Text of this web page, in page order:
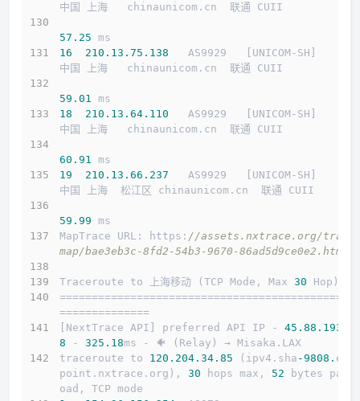
中国 上海   chinaunicom.cn  联通 CUII
57.25 ms
16
210.13 .75 .138
   AS9929   [UNICOM-SH]
中国 上海   chinaunicom.cn  联通 CUII
59.01 ms
18
210.13 .64 .110
   AS9929   [UNICOM-SH]
中国 上海   chinaunicom.cn  联通 CUII
60.91 ms
19
210.13 .66 .237
   AS9929   [UNICOM-SH]
中国 上海  松江区 chinaunicom.cn  联通 CUII
59.99 ms
MapTrace URL: https: //assets.nxtrace.org/trace
map/bae3eb3c-8fd2-54b3-9670-86ad5d9ce0e2.html
Traceroute to 上海移动 (TCP Mode, Max 30 Hop)
==============================================
==============
[NextTrace API] preferred API IP - 45.88 .193
8 - 325.18ms - 🐠 (Relay) → Misaka.LAX
traceroute to 120.204 .34 .85 (ipv4.sha -9808. end
point.nxtrace.org), 30 hops max, 52 bytes payl
oad, TCP mode